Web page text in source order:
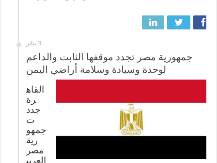
3 يناير
جمهورية مصر تجدد موقفها الثابت والداعم
لوحدة وسيادة وسلامة أراضي اليمن
القاه
رة
جدد
ت
جمهو
رية
مصر
العربي